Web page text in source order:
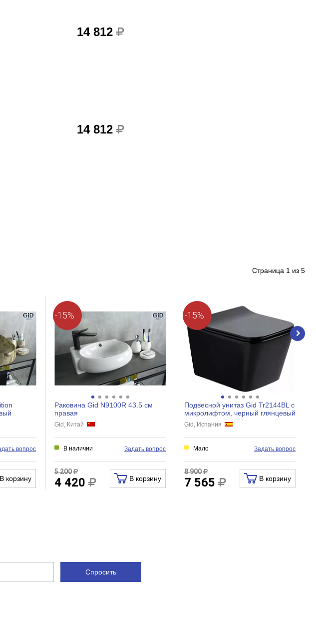
14 812
14 812
Страница 1 из 5
вопрос
В корзину
-15%
Раковина Gid N9100R 43.5 см
правая
Gid, Китай
В наличии Задать вопрос
5 200
4 420 В корзину
-15%
Подвесной унитаз Gid Tr2144BL с
микролифтом, черный глянцевый
Gid, Испания
Мало Задать вопрос
8 900
7 565 В корзину
Спросить